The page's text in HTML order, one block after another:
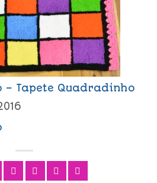
– Tapete Quadradinho